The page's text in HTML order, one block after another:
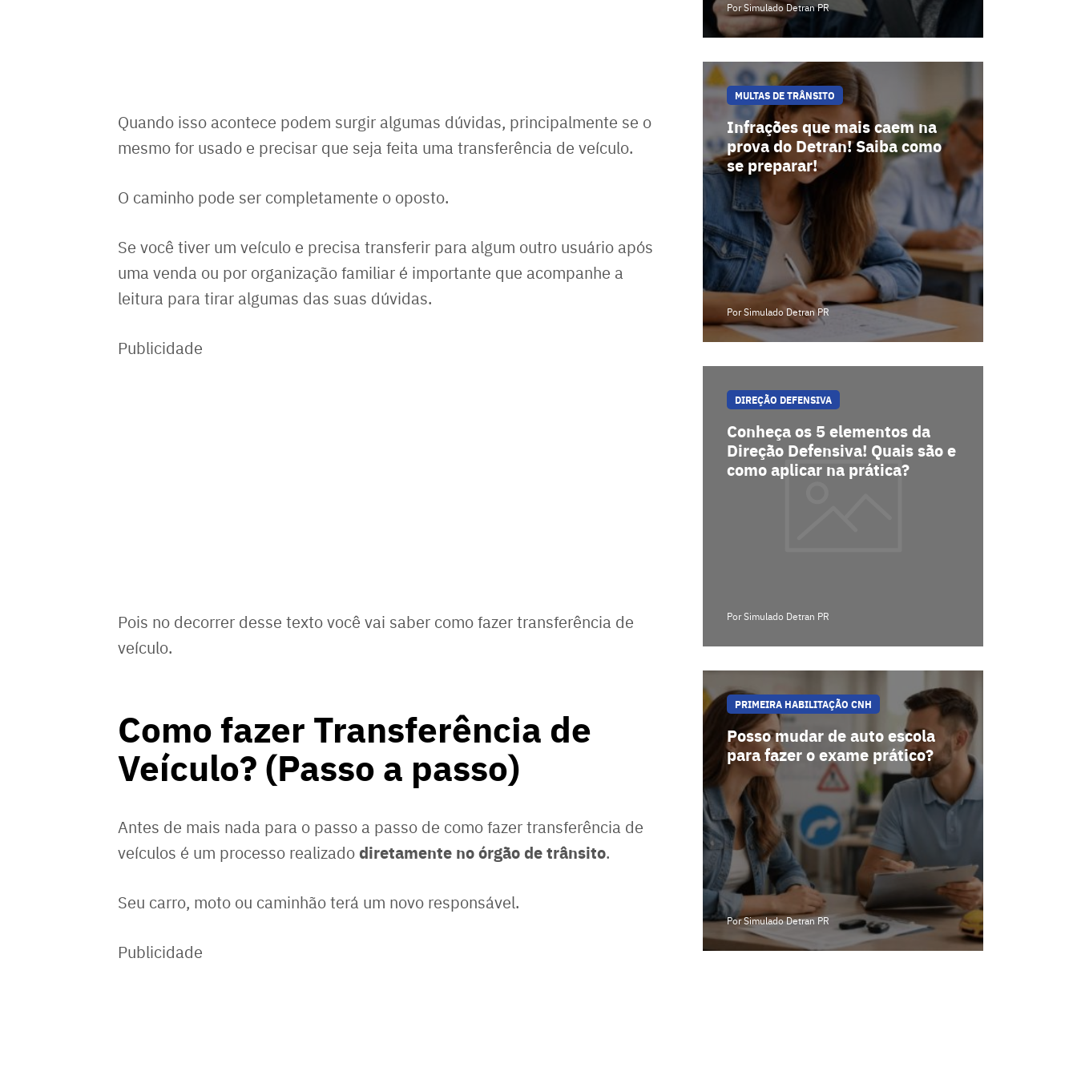
Quando isso acontece podem surgir algumas dúvidas, principalmente se o
mesmo for usado e precisar que seja feita uma transferência de veículo.
O caminho pode ser completamente o oposto.
Se você tiver um veículo e precisa transferir para algum outro usuário após
uma venda ou por organização familiar é importante que acompanhe a
leitura para tirar algumas das suas dúvidas.
Publicidade
Pois no decorrer desse texto você vai saber como fazer transferência de
veículo.
Como fazer Transferência de
Veículo? (Passo a passo)
Antes de mais nada para o passo a passo de como fazer transferência de
veículos é um processo realizado diretamente no órgão de trânsito.
Seu carro, moto ou caminhão terá um novo responsável.
Publicidade
Por Simulado Detran PR
MULTAS DE TRÂNSITO
Infrações que mais caem na
prova do Detran! Saiba como
se preparar!
Por Simulado Detran PR
DIREÇÃO DEFENSIVA
Conheça os 5 elementos da
Direção Defensiva! Quais são e
como aplicar na prática?
Por Simulado Detran PR
PRIMEIRA HABILITAÇÃO CNH
Posso mudar de auto escola
para fazer o exame prático?
Por Simulado Detran PR